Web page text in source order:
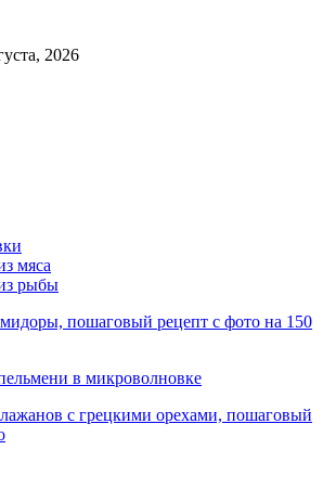
2026
мяса
рыбы
пошаговый рецепт с фото на 150
в микроволновке
с грецкими орехами, пошаговый